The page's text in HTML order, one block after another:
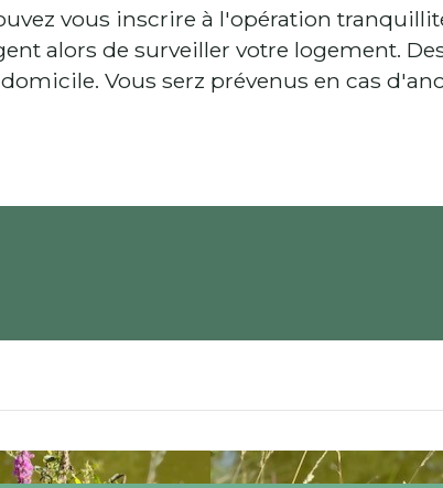
vous inscrire à l'opération
alors de surveiller votre logement.
Vous serz prévenus en cas